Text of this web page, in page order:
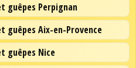
guêpes Perpignan
guêpes Aix-en-Provence
guêpes Nice